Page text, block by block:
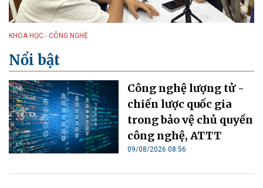
KHOA HỌC - CÔNG NGHỆ
Nổi bật
Công nghệ lượng tử -
chiến lược quốc gia
trong bảo vệ chủ quyền
công nghệ, ATTT
09/08/2026 08:56